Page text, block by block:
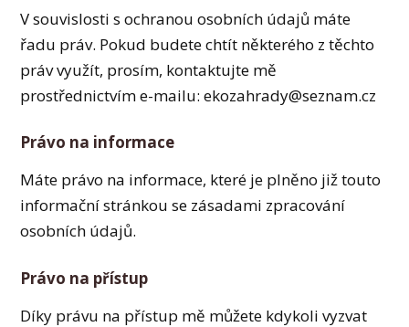
V souvislosti s ochranou osobních údajů máte
řadu práv. Pokud budete chtít některého z těchto
práv využít, prosím, kontaktujte mě
prostřednictvím e-mailu: ekozahrady@seznam.cz
Právo na informace
Máte právo na informace, které je plněno již touto
informační stránkou se zásadami zpracování
osobních údajů.
Právo na přístup
Díky právu na přístup mě můžete kdykoli vyzvat